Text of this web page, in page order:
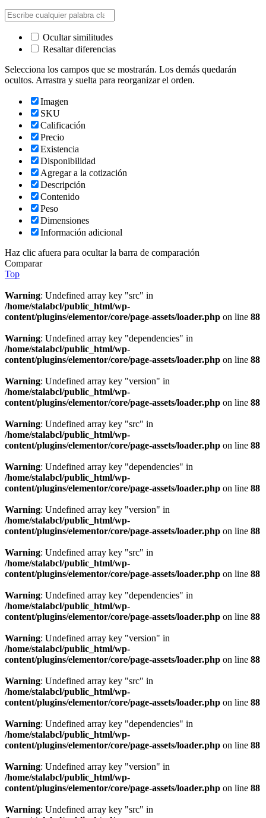
Ocultar similitudes
Resaltar diferencias
Selecciona los campos que se mostrarán. Los demás quedarán
ocultos. Arrastra y suelta para reorganizar el orden.
Imagen
SKU
Calificación
Precio
Existencia
Disponibilidad
Agregar a la cotización
Descripción
Contenido
Peso
Dimensiones
Información adicional
Haz clic afuera para ocultar la barra de comparación
Comparar
Top
Warning: Undefined array key "src" in
/home/stalabcl/public_html/wp-
content/plugins/elementor/core/page-assets/loader.php on line 88
Warning: Undefined array key "dependencies" in
/home/stalabcl/public_html/wp-
content/plugins/elementor/core/page-assets/loader.php on line 88
Warning: Undefined array key "version" in
/home/stalabcl/public_html/wp-
content/plugins/elementor/core/page-assets/loader.php on line 88
Warning: Undefined array key "src" in
/home/stalabcl/public_html/wp-
content/plugins/elementor/core/page-assets/loader.php on line 88
Warning: Undefined array key "dependencies" in
/home/stalabcl/public_html/wp-
content/plugins/elementor/core/page-assets/loader.php on line 88
Warning: Undefined array key "version" in
/home/stalabcl/public_html/wp-
content/plugins/elementor/core/page-assets/loader.php on line 88
Warning: Undefined array key "src" in
/home/stalabcl/public_html/wp-
content/plugins/elementor/core/page-assets/loader.php on line 88
Warning: Undefined array key "dependencies" in
/home/stalabcl/public_html/wp-
content/plugins/elementor/core/page-assets/loader.php on line 88
Warning: Undefined array key "version" in
/home/stalabcl/public_html/wp-
content/plugins/elementor/core/page-assets/loader.php on line 88
Warning: Undefined array key "src" in
/home/stalabcl/public_html/wp-
content/plugins/elementor/core/page-assets/loader.php on line 88
Warning: Undefined array key "dependencies" in
/home/stalabcl/public_html/wp-
content/plugins/elementor/core/page-assets/loader.php on line 88
Warning: Undefined array key "version" in
/home/stalabcl/public_html/wp-
content/plugins/elementor/core/page-assets/loader.php on line 88
Warning: Undefined array key "src" in